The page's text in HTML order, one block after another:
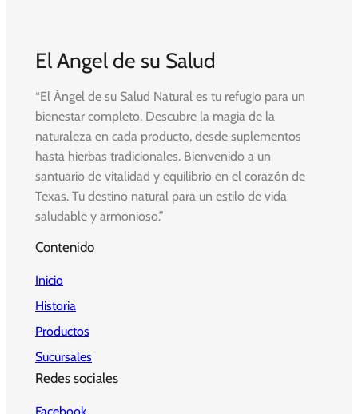
El Angel de su Salud
“El Ángel de su Salud Natural es tu refugio para un
bienestar completo. Descubre la magia de la
naturaleza en cada producto, desde suplementos
hasta hierbas tradicionales. Bienvenido a un
santuario de vitalidad y equilibrio en el corazón de
Texas. Tu destino natural para un estilo de vida
saludable y armonioso.”
Contenido
Inicio
Historia
Productos
Sucursales
Redes sociales